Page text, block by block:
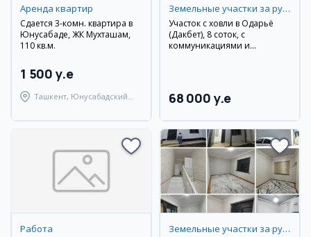
Аренда квартир
Сдается 3-комн. квартира в
Юнусабаде, ЖК Мухташам,
110 кв.м.
1 500 y.e
Ташкент, Юнусабадский
Земельные участки за рубежом
Участок с ховли в Оқдарьё
(Дакбет), 8 соток, с
коммуникациями и
68 000 y.e
Работа Земельные участки за рубежом